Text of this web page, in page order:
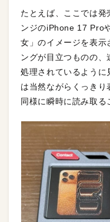
たとえば、ここでは
ンジのiPhone 17 Pro
女」のイメージを表示
ングが目立つものの、
処理されているよう
は当然ながらくっきり
同様に瞬時に読み取る